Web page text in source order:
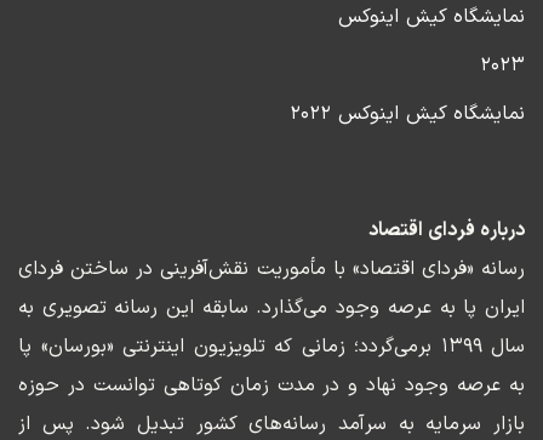
نمایشگاه کیش اینوکس
۲۰۲۳
نمایشگاه کیش اینوکس ۲۰۲۲
درباره فردای اقتصاد
رسانه «فردای اقتصاد» با مأموریت نقش‌آفرینی در ساختن فردای
ایران پا به عرصه وجود می‌گذارد. سابقه این رسانه تصویری به
سال ۱۳۹۹ برمی‌گردد؛ زمانی که تلویزیون اینترنتی «بورسان» پا
به عرصه وجود نهاد و در مدت زمان کوتاهی توانست در حوزه
بازار سرمایه به سرآمد رسانه‌های کشور تبدیل شود. پس از